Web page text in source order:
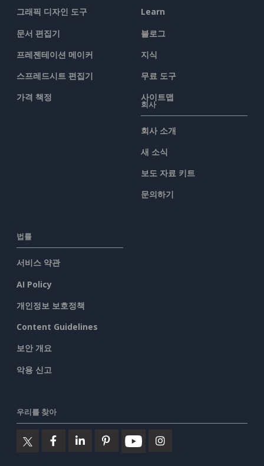
그래픽 디자인 도구
문서 편집기
프레젠테이션 메이커
스프레드시트 편집기
가격 책정
Learn
블로그
지식
무료 도구
사이트맵
회사
회사 소개
새 소식
보도 자료 키트
문의하기
법률
서비스 약관
AI Policy
개인정보 보호정책
Content Guidelines
보안 개요
악용 신고
우리를 찾아